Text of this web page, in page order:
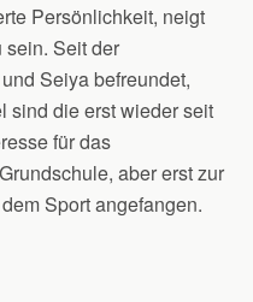
Persönlichkeit, neigt
sein. Seit der
Seiya befreundet,
sind die erst wieder seit
für das
aber erst zur
Sport angefangen.